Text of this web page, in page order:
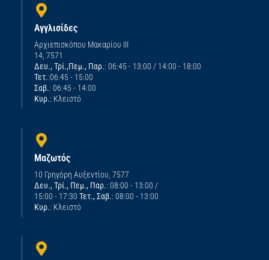
Αγγλισίδες
Αρχιεπισκόπου Μακαρίου ΙΙΙ
14, 7571
Δευ., Τρί.,Πεμ., Παρ.: 06:45 - 13:00 / 14:00 - 18:00
Τετ.:06:45 - 15:00
Σαβ.: 06:45 - 14:00
Κυρ.: Κλειστό
Μαζωτός
10 Γρηγόρη Αυξεντίου, 7577
Δευ., Τρί., Πεμ., Παρ.: 08:00 - 13:00 /
15:00 - 17:30 Τετ., Σαβ.: 08:00 - 13:00
Κυρ.: Κλειστό